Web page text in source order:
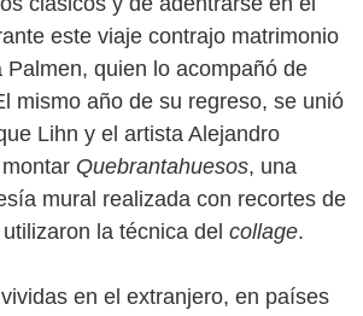
este viaje contrajo matrimonio
Palmen, quien lo acompañó de
mismo año de su regreso, se unió
Lihn y el artista Alejandro
Quebrantahuesos, una
mural realizada con recortes de
la técnica del collage.
en el extranjero, en países